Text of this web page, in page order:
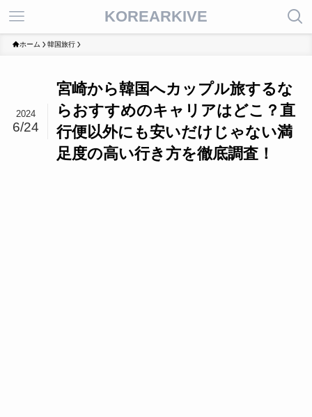
KOREARKIVE
ホーム 韓国旅行
宮崎から韓国へカップル旅するな
らおすすめのキャリアはどこ？直
行便以外にも安いだけじゃない満
足度の高い行き方を徹底調査！
2024
6/24